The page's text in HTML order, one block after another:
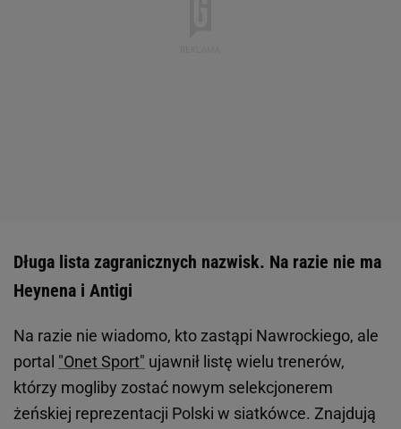
Długa lista zagranicznych nazwisk. Na razie nie ma
Heynena i Antigi
Na razie nie wiadomo, kto zastąpi Nawrockiego, ale
portal "Onet Sport" ujawnił listę wielu trenerów,
którzy mogliby zostać nowym selekcjonerem
żeńskiej reprezentacji Polski w siatkówce. Znajdują